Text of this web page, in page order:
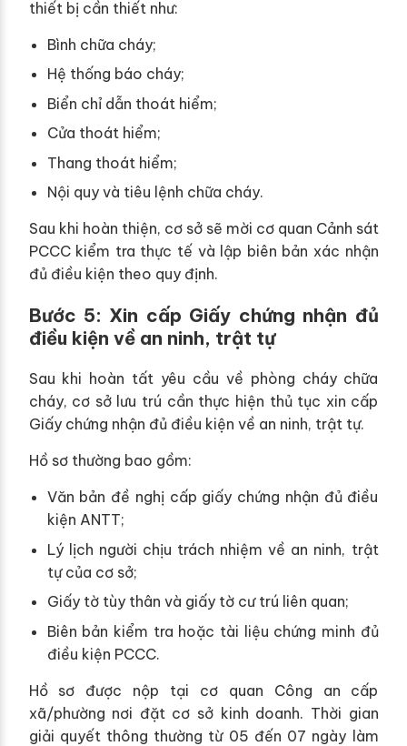
thiết bị cần thiết như:
Bình chữa cháy;
Hệ thống báo cháy;
Biển chỉ dẫn thoát hiểm;
Cửa thoát hiểm;
Thang thoát hiểm;
Nội quy và tiêu lệnh chữa cháy.
Sau khi hoàn thiện, cơ sở sẽ mời cơ quan Cảnh sát
PCCC kiểm tra thực tế và lập biên bản xác nhận
đủ điều kiện theo quy định.
Bước 5: Xin cấp Giấy chứng nhận đủ
điều kiện về an ninh, trật tự
Sau khi hoàn tất yêu cầu về phòng cháy chữa
cháy, cơ sở lưu trú cần thực hiện thủ tục xin cấp
Giấy chứng nhận đủ điều kiện về an ninh, trật tự.
Hồ sơ thường bao gồm:
Văn bản đề nghị cấp giấy chứng nhận đủ điều
kiện ANTT;
Lý lịch người chịu trách nhiệm về an ninh, trật
tự của cơ sở;
Giấy tờ tùy thân và giấy tờ cư trú liên quan;
Biên bản kiểm tra hoặc tài liệu chứng minh đủ
điều kiện PCCC.
Hồ sơ được nộp tại cơ quan Công an cấp
xã/phường nơi đặt cơ sở kinh doanh. Thời gian
giải quyết thông thường từ 05 đến 07 ngày làm